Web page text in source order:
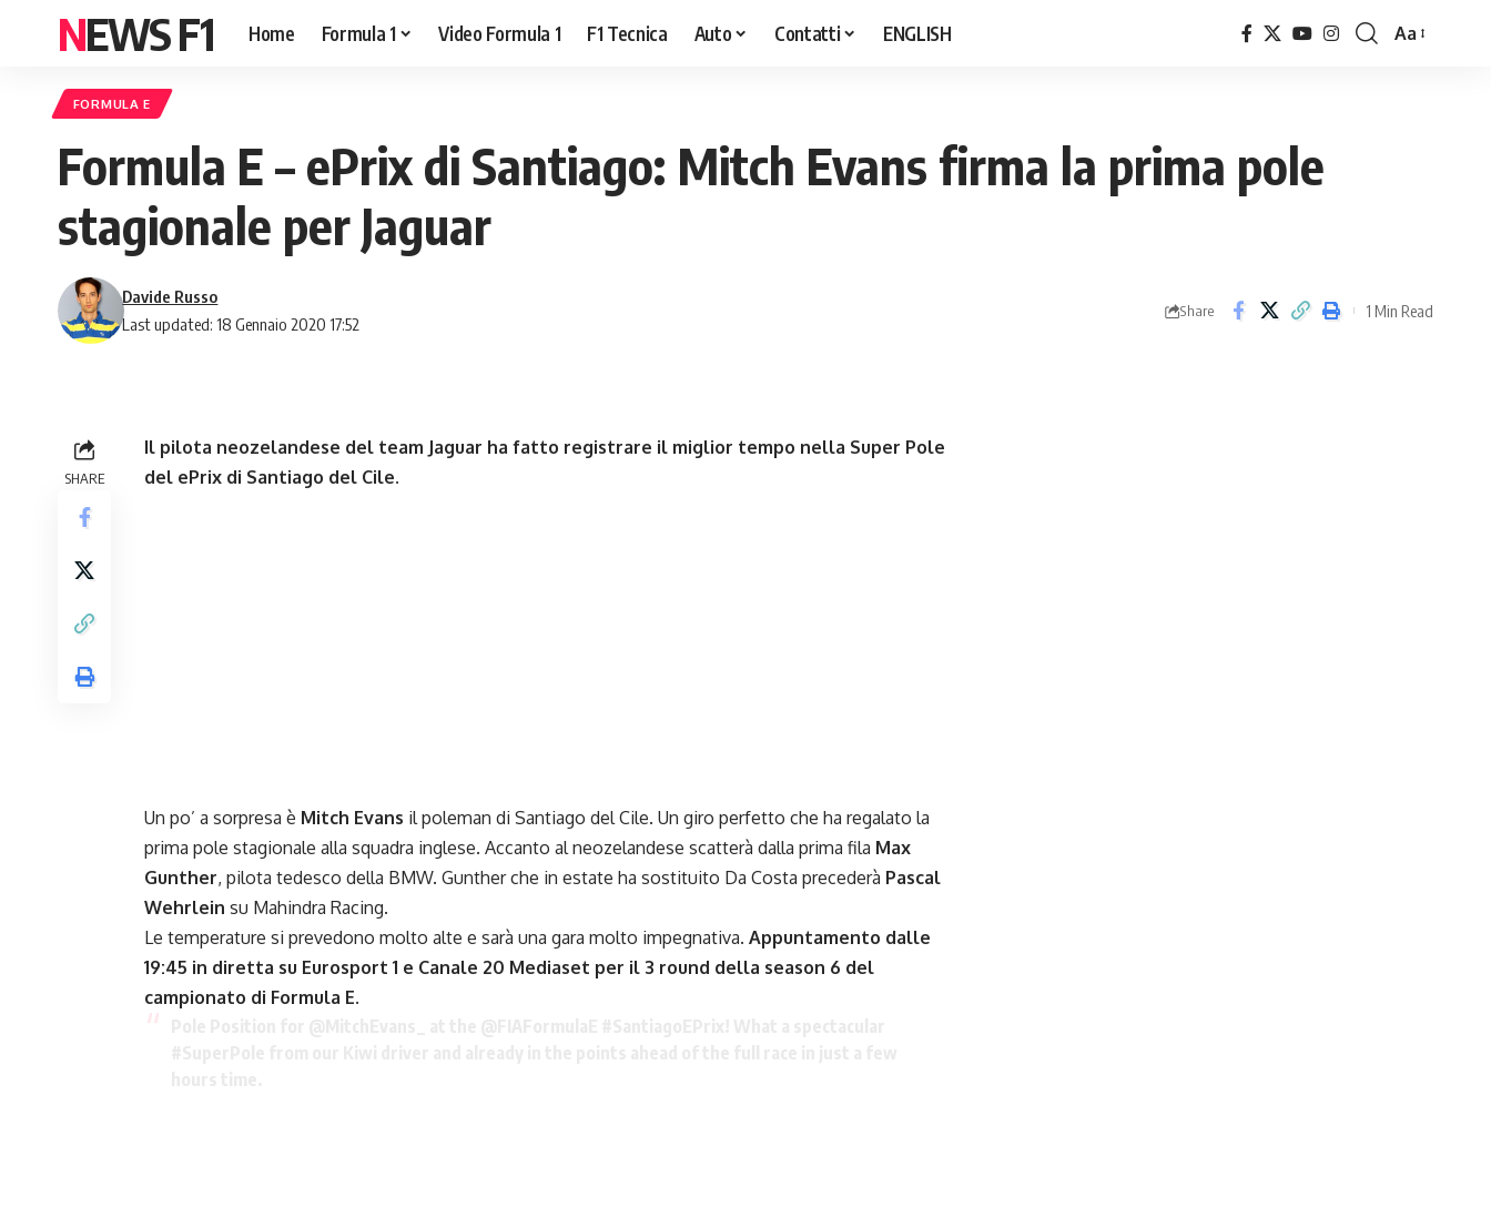
NEWS F1 Home Formula 1 Video Formula 1 F1 Tecnica Auto Contatti ENGLISH
Font
Aa
FORMULA E
Formula E – ePrix di Santiago: Mitch Evans firma la prima pole
stagionale per Jaguar
Last updated: 18 Gennaio 2020 17:52
Davide Russo
Share 1 Min Read
SHARE
Il pilota neozelandese del team Jaguar ha fatto registrare il miglior tempo nella Super Pole
del ePrix di Santiago del Cile.
Un po’ a sorpresa è Mitch Evans il poleman di Santiago del Cile. Un giro perfetto che ha regalato la
prima pole stagionale alla squadra inglese. Accanto al neozelandese scatterà dalla prima fila Max
Gunther, pilota tedesco della BMW. Gunther che in estate ha sostituito Da Costa precederà Pascal
Wehrlein su Mahindra Racing.
Le temperature si prevedono molto alte e sarà una gara molto impegnativa. Appuntamento dalle
19:45 in diretta su Eurosport 1 e Canale 20 Mediaset per il 3 round della season 6 del
campionato di Formula E.